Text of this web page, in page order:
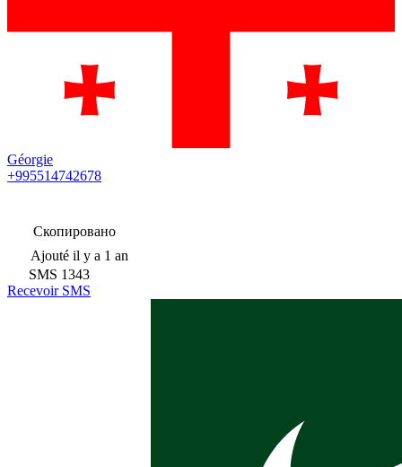
Géorgie
+995514742678
Скопировано
Ajouté il y a 1 an
SMS 1343
Recevoir SMS